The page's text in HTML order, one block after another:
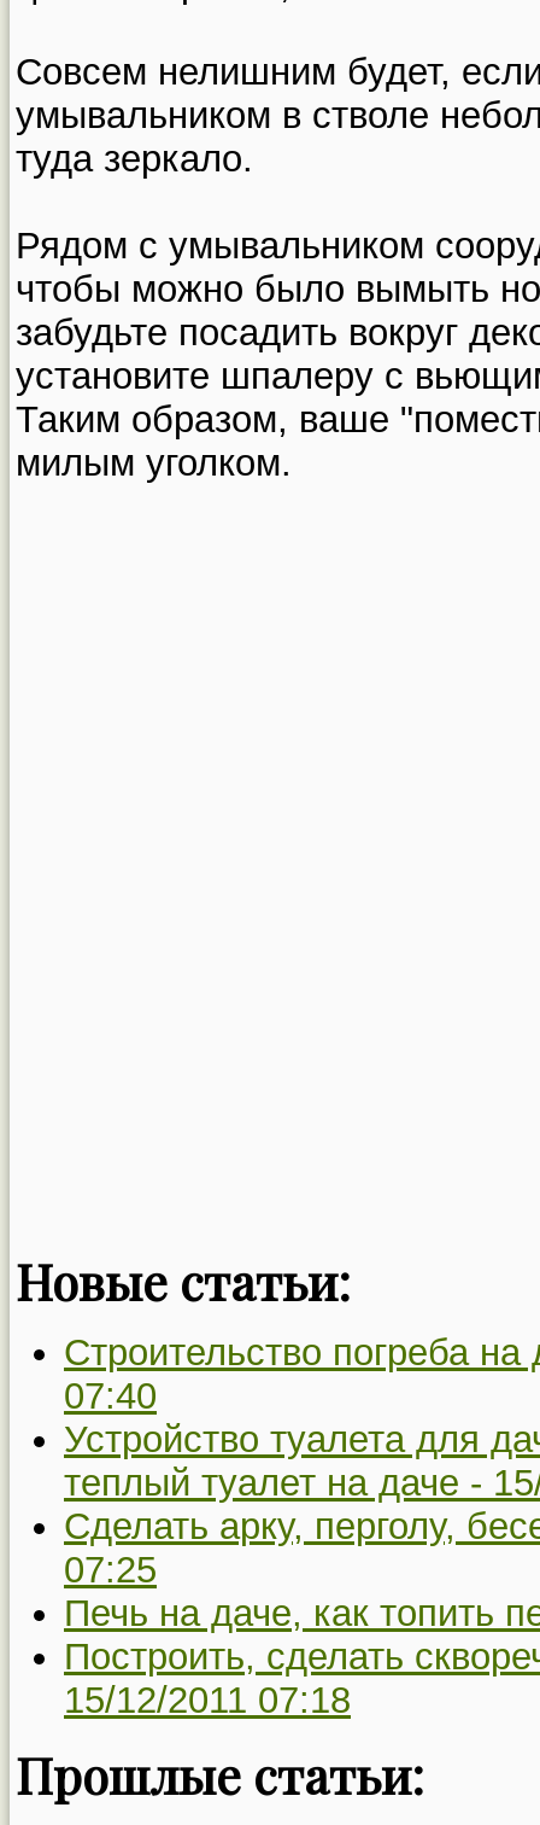
Совсем нелишним будет,
умывальником в стволе
туда зеркало.
Рядом с умывальником
чтобы можно было вымыть
забудьте посадить вокруг
установите шпалеру с
Таким образом, ваше
милым уголком.
Новые статьи:
Строительство погреба
07:40
Устройство туалета для
теплый туалет на даче -
Сделать арку, перголу,
07:25
Печь на даче, как топить
Построить, сделать
15/12/2011 07:18
Прошлые статьи: